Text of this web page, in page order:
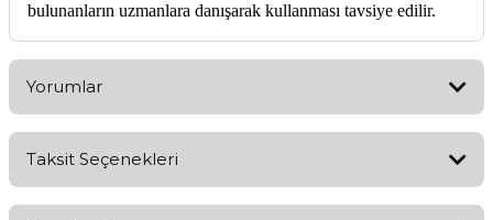
bulunanların uzmanlara danışarak kullanması tavsiye edilir.
Yorumlar
Taksit Seçenekleri